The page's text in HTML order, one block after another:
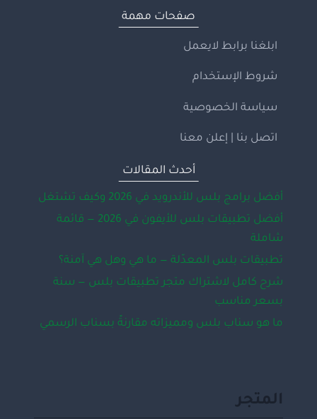
صفحات مهمة
ابلغنا برابط لايعمل
شروط الإستخدام
سياسة الخصوصية
اتصل بنا | إعلن معنا
أحدث المقالات
أفضل برامج بلس للأندرويد في 2026 وكيف تشتغل
أفضل تطبيقات بلس للأيفون في 2026 — قائمة
شاملة
تطبيقات بلس المعدّلة — ما هي وهل هي آمنة؟
شرح كامل لاشتراك متجر تطبيقات بلس — سنة
بسعر مناسب
ما هو سناب بلس ومميزاته مقارنةً بسناب الرسمي
المتجر